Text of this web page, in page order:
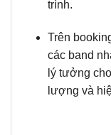
trình.
Trên
các band
lý tưởng
lượng và